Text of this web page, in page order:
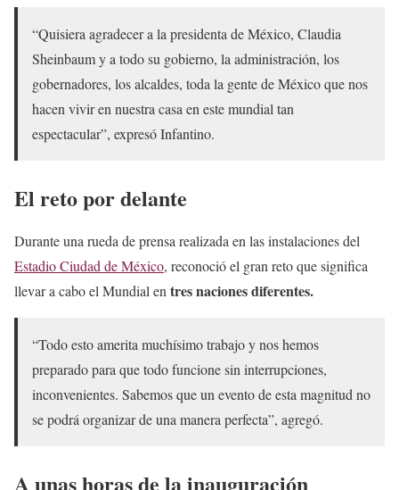
“Quisiera agradecer a la presidenta de México, Claudia
Sheinbaum y a todo su gobierno, la administración, los
gobernadores, los alcaldes, toda la gente de México que nos
hacen vivir en nuestra casa en este mundial tan
espectacular”, expresó Infantino.
El reto por delante
Durante una rueda de prensa realizada en las instalaciones del
Estadio Ciudad de México, reconoció el gran reto que significa
llevar a cabo el Mundial en tres naciones diferentes.
“Todo esto amerita muchísimo trabajo y nos hemos
preparado para que todo funcione sin interrupciones,
inconvenientes. Sabemos que un evento de esta magnitud no
se podrá organizar de una manera perfecta”, agregó.
A unas horas de la inauguración